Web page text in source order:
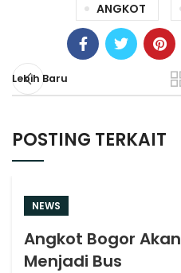
ANGKOT
Lebih Baru
POSTING TERKAIT
NEWS
Angkot Bogor
Menjadi Bus